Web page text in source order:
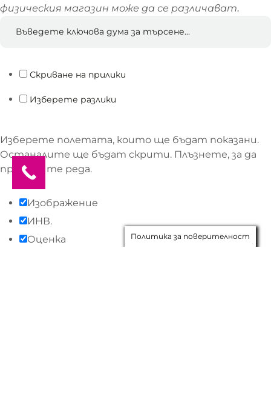
физическия магазин може да се различават.
Политика за поверителност
Скриване на прилики
Изберете разлики
Изберете полетата, които ще бъдат показани.
Останалите ще бъдат скрити. Плъзнете, за да
промените реда.
Изображение
ИНВ.
Оценка